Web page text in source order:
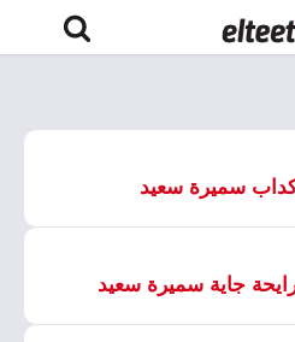
كداب سميرة سعيد
جاية سميرة سعيد